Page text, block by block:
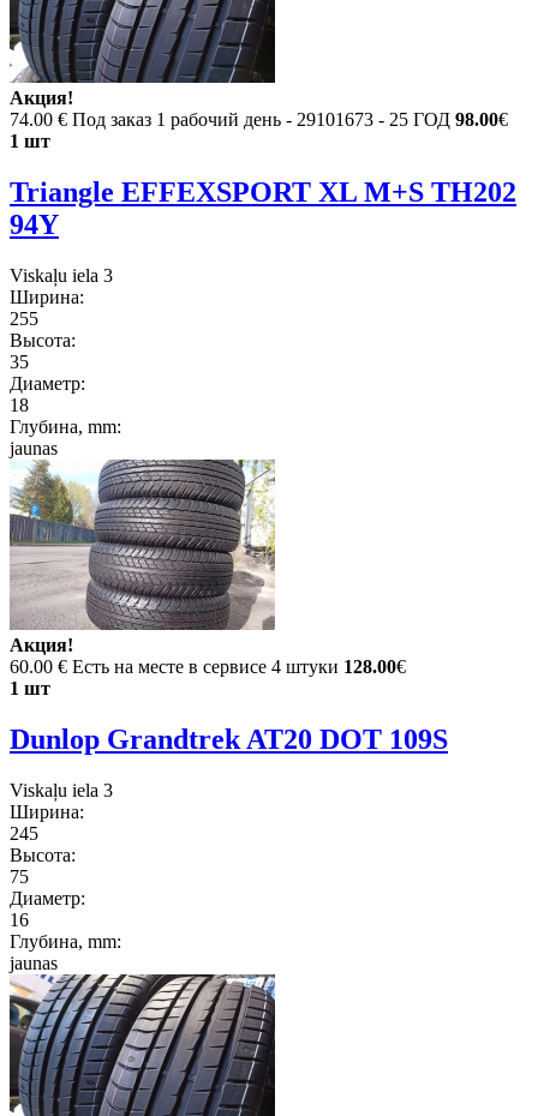
Акция!
74.00 € Под заказ 1 рабочий день - 29101673 - 25 ГОД 98.00€
1 шт
Triangle EFFEXSPORT XL M+S TH202
94Y
Viskaļu iela 3
Ширина:
255
Высота:
35
Диаметр:
18
Глубина, mm:
jaunas
Акция!
60.00 € Есть на месте в сервисе 4 штуки 128.00€
1 шт
Dunlop Grandtrek AT20 DOT 109S
Viskaļu iela 3
Ширина:
245
Высота:
75
Диаметр:
16
Глубина, mm:
jaunas